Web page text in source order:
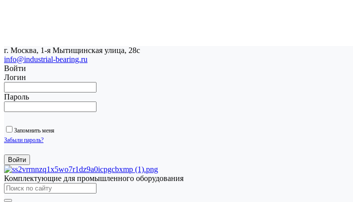
г. Москва, 1-я Мытищинская улица, 28с
info@industrial-bearing.ru
Войти
Логин
Пароль
Запомнить меня
Забыли пароль?
Комплектующие для промышленного оборудования